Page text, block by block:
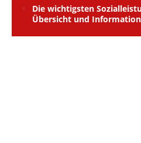
Die wichtigsten
Übersicht und